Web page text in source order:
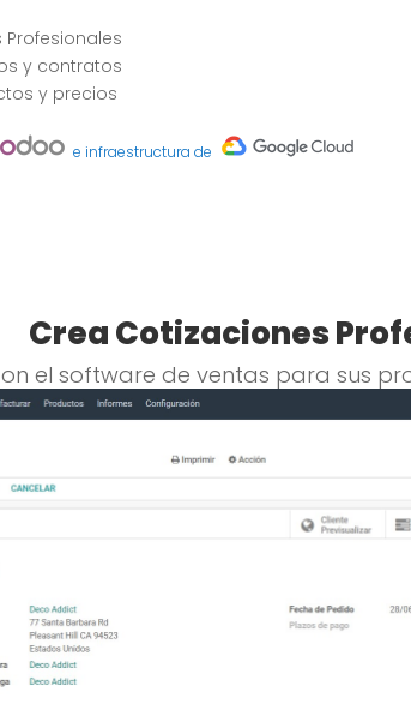
y contratos
y precios
e infraestructura de
Crea Cotizaciones
el software de ventas para sus